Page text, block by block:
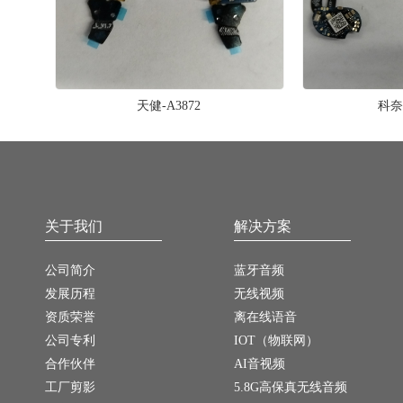
天健-A3872 科
关于我们
公司简介
发展历程
资质荣誉
公司专利
合作伙伴
工厂剪影
解决方案
蓝牙音频
无线视频
离在线语音
IOT（物联网）
AI音视频
5.8G高保真无线音频